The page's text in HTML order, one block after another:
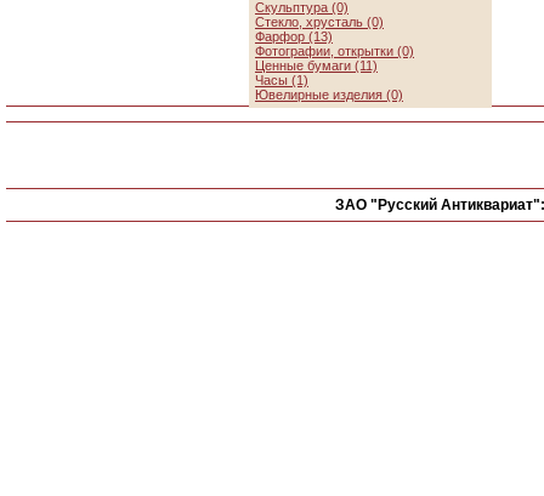
Скульптура (0)
Стекло, хрусталь (0)
Фарфор (13)
Фотографии, открытки (0)
Ценные бумаги (11)
Часы (1)
Ювелирные изделия (0)
ЗАО "Русский Антиквариат":